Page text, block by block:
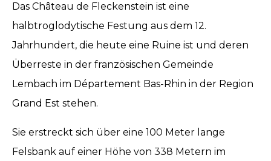
Das Château de Fleckenstein ist eine
halbtroglodytische Festung aus dem 12.
Jahrhundert, die heute eine Ruine ist und deren
Überreste in der französischen Gemeinde
Lembach im Département Bas-Rhin in der Region
Grand Est stehen.
Sie erstreckt sich über eine 100 Meter lange
Felsbank auf einer Höhe von 338 Metern im